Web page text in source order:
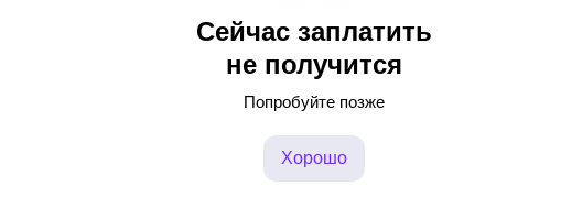
Сейчас заплатить
не получится
Попробуйте позже
Хорошо